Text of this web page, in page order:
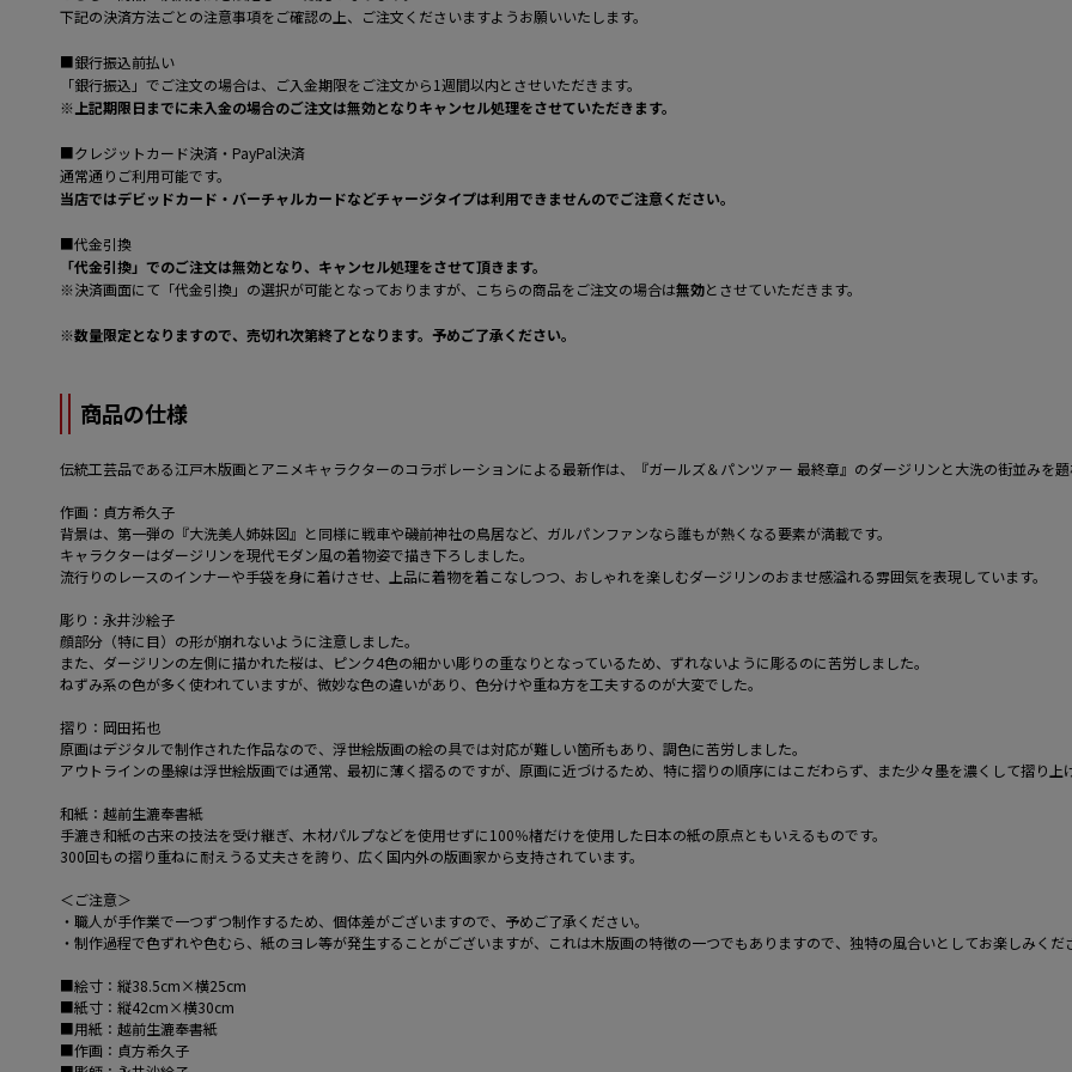
下記の決済方法ごとの注意事項をご確認の上、ご注文くださいますようお願いいたします。
■銀行振込前払い
「銀行振込」でご注文の場合は、ご入金期限をご注文から1週間以内とさせいただきます。
※上記期限日までに未入金の場合のご注文は無効となりキャンセル処理をさせていただきます。
■クレジットカード決済・PayPal決済
通常通りご利用可能です。
当店ではデビッドカード・バーチャルカードなどチャージタイプは利用できませんのでご注意ください。
■代金引換
「代金引換」でのご注文は無効となり、キャンセル処理をさせて頂きます。
※決済画面にて「代金引換」の選択が可能となっておりますが、こちらの商品をご注文の場合は無効とさせていただきます。
※数量限定となりますので、売切れ次第終了となります。予めご了承ください。
商品の仕様
伝統工芸品である江戸木版画とアニメキャラクターのコラボレーションによる最新作は、『ガールズ＆パンツァー 最終章』のダージリンと大洗の街並みを題
作画：貞方希久子
背景は、第一弾の『大洗美人姉妹図』と同様に戦車や磯前神社の鳥居など、ガルパンファンなら誰もが熱くなる要素が満載です。
キャラクターはダージリンを現代モダン風の着物姿で描き下ろしました。
流行りのレースのインナーや手袋を身に着けさせ、上品に着物を着こなしつつ、おしゃれを楽しむダージリンのおませ感溢れる雰囲気を表現しています。
彫り：永井沙絵子
顔部分（特に目）の形が崩れないように注意しました。
また、ダージリンの左側に描かれた桜は、ピンク4色の細かい彫りの重なりとなっているため、ずれないように彫るのに苦労しました。
ねずみ系の色が多く使われていますが、微妙な色の違いがあり、色分けや重ね方を工夫するのが大変でした。
摺り：岡田拓也
原画はデジタルで制作された作品なので、浮世絵版画の絵の具では対応が難しい箇所もあり、調色に苦労しました。
アウトラインの墨線は浮世絵版画では通常、最初に薄く摺るのですが、原画に近づけるため、特に摺りの順序にはこだわらず、また少々墨を濃くして摺り上
和紙：越前生漉奉書紙
手漉き和紙の古来の技法を受け継ぎ、木材パルプなどを使用せずに100％楮だけを使用した日本の紙の原点ともいえるものです。
300回もの摺り重ねに耐えうる丈夫さを誇り、広く国内外の版画家から支持されています。
＜ご注意＞
・職人が手作業で一つずつ制作するため、個体差がございますので、予めご了承ください。
・制作過程で色ずれや色むら、紙のヨレ等が発生することがございますが、これは木版画の特徴の一つでもありますので、独特の風合いとしてお楽しみくだ
■絵寸：縦38.5cm×横25cm
■紙寸：縦42cm×横30cm
■用紙：越前生漉奉書紙
■作画：貞方希久子